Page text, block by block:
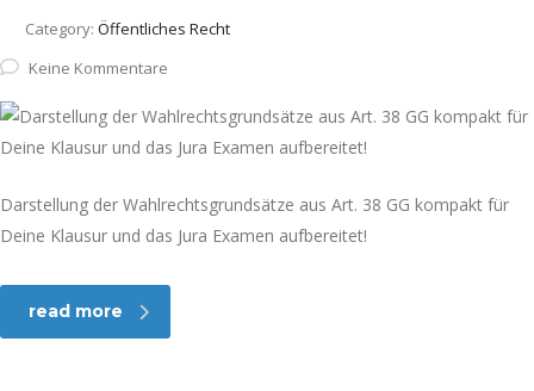
Category: Öffentliches Recht
Keine Kommentare
Darstellung der Wahlrechtsgrundsätze aus Art. 38 GG kompakt für
Deine Klausur und das Jura Examen aufbereitet!
read more